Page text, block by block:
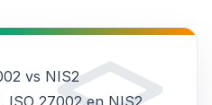
vs NIS2
ISO 27002 en NIS2